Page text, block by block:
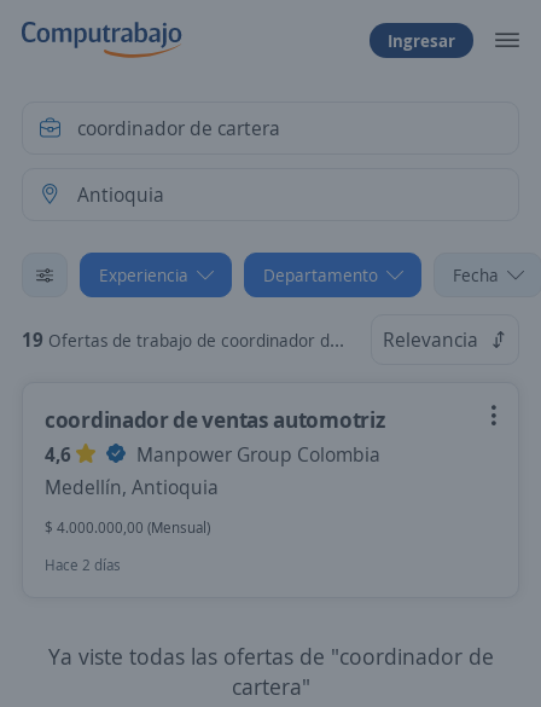
Ingresar
Experiencia Departamento Fecha
19 Ofertas de trabajo de coordinador de cartera sin experiencia en Antioquia Relevancia
coordinador de ventas automotriz
4,6
Manpower Group Colombia
Medellín, Antioquia
$ 4.000.000,00 (Mensual)
Hace 2 días
Ya viste todas las ofertas de "coordinador de
cartera"